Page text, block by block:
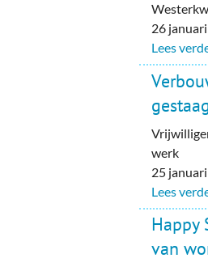
26
Lees
werk
25
Lees
Happy
van